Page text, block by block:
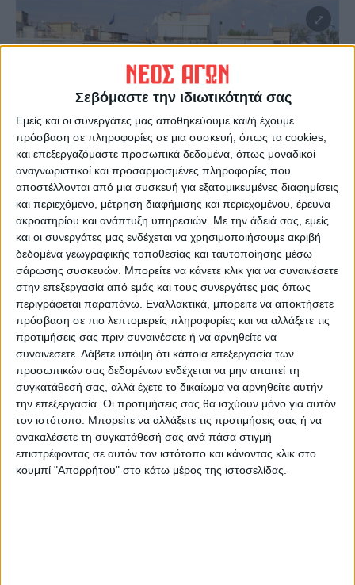
Σεβόμαστε την ιδιωτικότητά σας
Εμείς και οι συνεργάτες μας αποθηκεύουμε και/ή έχουμε
πρόσβαση σε πληροφορίες σε μια συσκευή, όπως τα cookies,
και επεξεργαζόμαστε προσωπικά δεδομένα, όπως μοναδικοί
αναγνωριστικοί και προσαρμοσμένες πληροφορίες που
αποστέλλονται από μια συσκευή για εξατομικευμένες διαφημίσεις
και περιεχόμενο, μέτρηση διαφήμισης και περιεχομένου, έρευνα
ακροατηρίου και ανάπτυξη υπηρεσιών. Με την άδειά σας, εμείς
και οι συνεργάτες μας ενδέχεται να χρησιμοποιήσουμε ακριβή
δεδομένα γεωγραφικής τοποθεσίας και ταυτοποίησης μέσω
σάρωσης συσκευών. Μπορείτε να κάνετε κλικ για να συναινέσετε
στην επεξεργασία από εμάς και τους συνεργάτες μας όπως
περιγράφεται παραπάνω. Εναλλακτικά, μπορείτε να αποκτήσετε
πρόσβαση σε πιο λεπτομερείς πληροφορίες και να αλλάξετε τις
προτιμήσεις σας πριν συναινέσετε ή να αρνηθείτε να
συναινέσετε. Λάβετε υπόψη ότι κάποια επεξεργασία των
προσωπικών σας δεδομένων ενδέχεται να μην απαιτεί τη
συγκατάθεσή σας, αλλά έχετε το δικαίωμα να αρνηθείτε αυτήν
την επεξεργασία. Οι προτιμήσεις σας θα ισχύουν μόνο για αυτόν
τον ιστότοπο. Μπορείτε να αλλάξετε τις προτιμήσεις σας ή να
ανακαλέσετε τη συγκατάθεσή σας ανά πάσα στιγμή
επιστρέφοντας σε αυτόν τον ιστότοπο και κάνοντας κλικ στο
κουμπί "Απορρήτου" στο κάτω μέρος της ιστοσελίδας.
Τελευταίες Ειδήσεις Σήμερα
Ακολούθησε την εφημερίδα ΝΕΟΣ
ΑΓΩΝ στο Google News!
Όλες οι εξελίξεις στην περιοχή της
Καρδίτσας και ευρύτερα της Θεσσαλίας
ΠΡΟΗΓΟΥΜΕΝΟ ΑΡΘΡΟ
Σήμερα αγροτικό πετρέλαιο
αλλά για μη ενημερωμένο
ΙΒΑΝ μέχρι 30 Σεπτεμβρίου
ΕΠΟΜΕΝΟ ΑΡΘΡΟ
Στο Καρπενήσι ο ΑΣΚ για δύο
φιλικά με το Περιστέρι